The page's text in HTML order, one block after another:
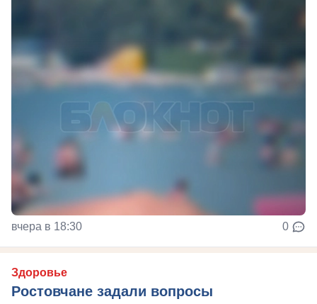
вчера в 18:30 0
Здоровье
Ростовчане задали вопросы